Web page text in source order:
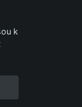
GSM a Wifi ovládání
k